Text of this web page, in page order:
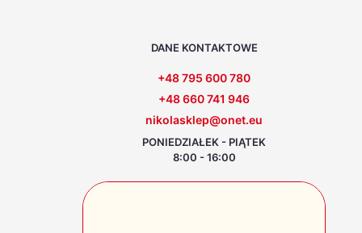
DANE KONTAKTOWE
+48 795 600 780
+48 660 741 946
nikolasklep@onet.eu
PONIEDZIAŁEK - PIĄTEK
8:00 - 16:00